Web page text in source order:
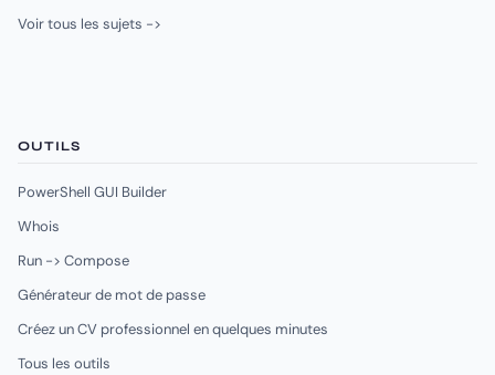
Voir tous les sujets ->
OUTILS
PowerShell GUI Builder
Whois
Run -> Compose
Générateur de mot de passe
Créez un CV professionnel en quelques minutes
Tous les outils